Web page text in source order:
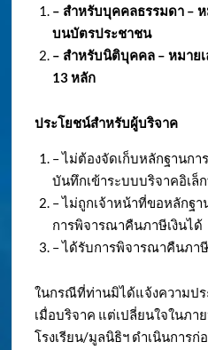
– สำหรับบุคคลธรรมดา –
บนบัตรประชาชน
– สำหรับนิติบุคคล – หมาย
13 หลัก
ประโยชน์สำหรับผู้บริจาค
– ไม่ต้องจัดเก็บหลักฐานกา
บันทึกเข้าระบบบริจาคอิเล็
– ไม่ถูกเจ้าหน้าที่ขอหลักฐ
การพิจารณาคืนภาษีเงินได้
– ได้รับการพิจารณาคืนภาษี
ในกรณีที่ท่านมิได้แจ้งความปร
เมื่อบริจาค แต่เปลี่ยนใจในภา
โรงเรียน/มูลนิธิฯ ดำเนินการ